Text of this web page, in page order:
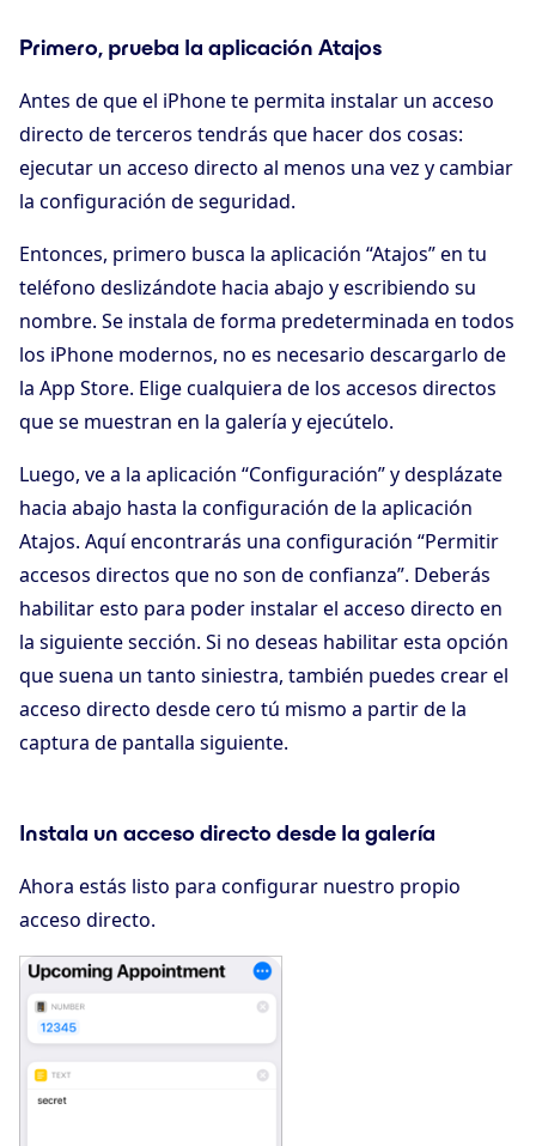
Primero, prueba la aplicación Atajos
Antes de que el iPhone te permita instalar un acceso
directo de terceros tendrás que hacer dos cosas:
ejecutar un acceso directo al menos una vez y cambiar
la configuración de seguridad.
Entonces, primero busca la aplicación “Atajos” en tu
teléfono deslizándote hacia abajo y escribiendo su
nombre. Se instala de forma predeterminada en todos
los iPhone modernos, no es necesario descargarlo de
la App Store. Elige cualquiera de los accesos directos
que se muestran en la galería y ejecútelo.
Luego, ve a la aplicación “Configuración” y desplázate
hacia abajo hasta la configuración de la aplicación
Atajos. Aquí encontrarás una configuración “Permitir
accesos directos que no son de confianza”. Deberás
habilitar esto para poder instalar el acceso directo en
la siguiente sección. Si no deseas habilitar esta opción
que suena un tanto siniestra, también puedes crear el
acceso directo desde cero tú mismo a partir de la
captura de pantalla siguiente.
Instala un acceso directo desde la galería
Ahora estás listo para configurar nuestro propio
acceso directo.